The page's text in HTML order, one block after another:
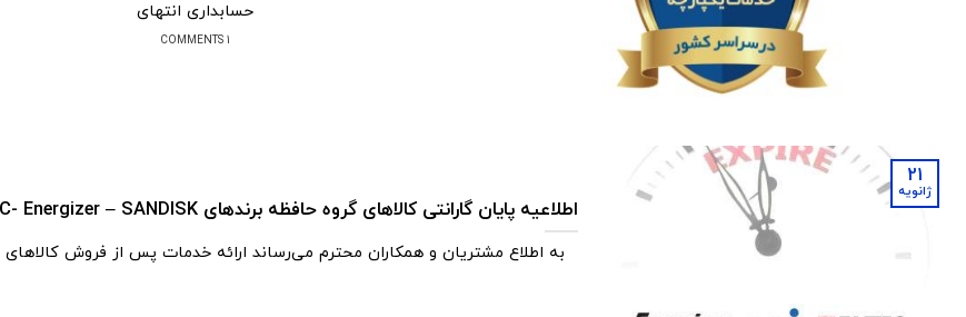
حسابداری انتهای
1 COMMENTS
اطلاعیه پایان گارانتی کالاهای گروه حافظه برندهای pqi – EMTEC- Energizer – SANDISK
به اطلاع مشتریان و همکاران محترم می‌رساند ارائه خدمات پس از فروش
21
ژانویه